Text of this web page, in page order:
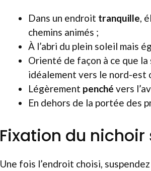
Dans un endroit tranquille,
chemins animés ;
À l’abri du plein soleil mais
Orienté de façon à ce que
idéalement vers le nord-est
Légèrement penché vers
En dehors de la portée des
Fixation du
Une fois l’endroit choisi,